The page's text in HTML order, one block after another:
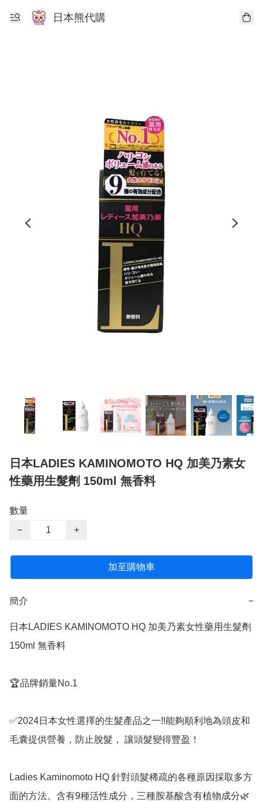
日本熊代購
日本LADIES KAMINOMOTO HQ 加美乃素女
性藥用生髮劑 150ml 無香料
數量
−
+
加至購物車
簡介 −
日本LADIES KAMINOMOTO HQ 加美乃素女性藥用生髮劑
150ml 無香料
🏆品牌銷量No.1
✅️2024日本女性選擇的生髮產品之一‼️能夠順利地為頭皮和
毛囊提供營養，防止脫髮， 讓頭髮變得豐盈！
Ladies Kaminomoto HQ 針對頭髮稀疏的各種原因採取多方
面的方法。含有9種活性成分，三種胺基酸含有植物成分🌿